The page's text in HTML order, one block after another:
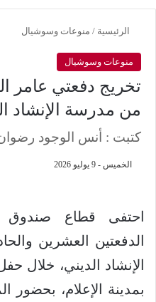
الرئيسية / منوعات وسوشيال
منوعات وسوشيال
تخريج دفعتي عامر
من مدرسة الإنشاد
كتبت : أنس الوجود
الخميس - 9 يوليو 2026
احتفى قطاع صندوق
الدفعتين العشرين
الإنشاد الديني، خلال
بمدينة الإعلام،